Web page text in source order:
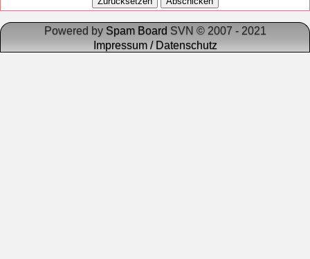
Powered by Spam Board SVN © 2007 - 2021
Impressum / Datenschutz